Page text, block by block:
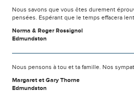
Nous savons que vous êtes durement
pensées. Espérant que le temps effacera
Norma & Roger Rossignol
Edmundston
Nous pensons à tou et ta famille. Nos
Margaret et Gary Thorne
Edmundston